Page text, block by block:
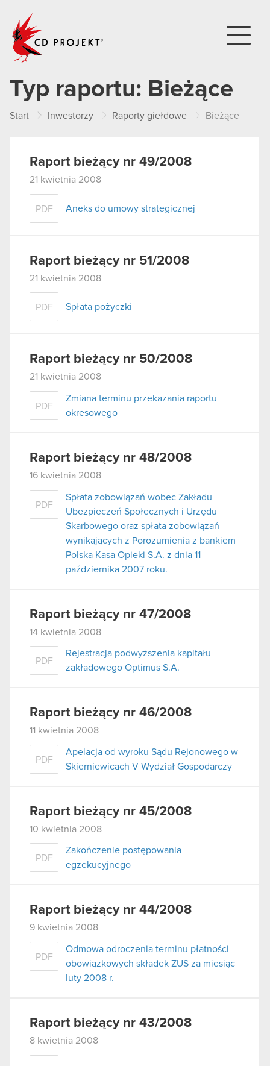
Typ raportu: Bieżące
Start Inwestorzy Raporty giełdowe Bieżące
Raport bieżący nr 49/2008
21 kwietnia 2008
PDF Aneks do umowy strategicznej
Raport bieżący nr 51/2008
21 kwietnia 2008
PDF Spłata pożyczki
Raport bieżący nr 50/2008
21 kwietnia 2008
PDF
Zmiana terminu przekazania raportu
okresowego
Raport bieżący nr 48/2008
16 kwietnia 2008
PDF
Spłata zobowiązań wobec Zakładu
Ubezpieczeń Społecznych i Urzędu
Skarbowego oraz spłata zobowiązań
wynikających z Porozumienia z bankiem
Polska Kasa Opieki S.A. z dnia 11
października 2007 roku.
Raport bieżący nr 47/2008
14 kwietnia 2008
PDF
Rejestracja podwyższenia kapitału
zakładowego Optimus S.A.
Raport bieżący nr 46/2008
11 kwietnia 2008
PDF
Apelacja od wyroku Sądu Rejonowego w
Skierniewicach V Wydział Gospodarczy
Raport bieżący nr 45/2008
10 kwietnia 2008
PDF
Zakończenie postępowania
egzekucyjnego
Raport bieżący nr 44/2008
9 kwietnia 2008
PDF
Odmowa odroczenia terminu płatności
obowiązkowych składek ZUS za miesiąc
luty 2008 r.
Raport bieżący nr 43/2008
8 kwietnia 2008